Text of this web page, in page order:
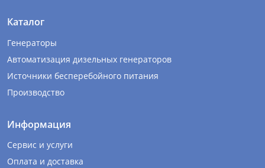
Каталог
Генераторы
Автоматизация дизельных генераторов
Источники бесперебойного питания
Производство
Информация
Сервис и услуги
Оплата и доставка